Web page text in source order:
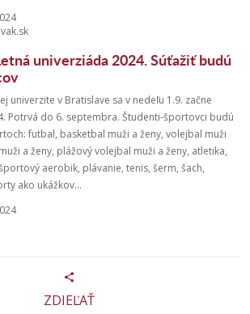
univerziáda 2024. Súťažiť budú
univerzite v Bratislave sa v nedeľu 1.9. začne
Potrvá do 6. septembra. Študenti-športovci budú
futbal, basketbal muži a ženy, volejbal muži
a ženy, plážový volejbal muži a ženy, atletika,
aerobik, plávanie, tenis, šerm, šach,
ako ukážkov...
ZDIEĽAŤ